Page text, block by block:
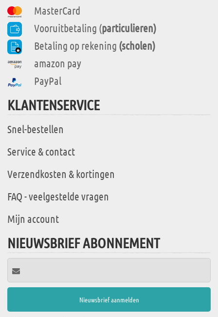
MasterCard
Vooruitbetaling (particulieren)
Betaling op rekening (scholen)
amazon pay
PayPal
KLANTENSERVICE
Snel-bestellen
Service & contact
Verzendkosten & kortingen
FAQ - veelgestelde vragen
Mijn account
NIEUWSBRIEF ABONNEMENT